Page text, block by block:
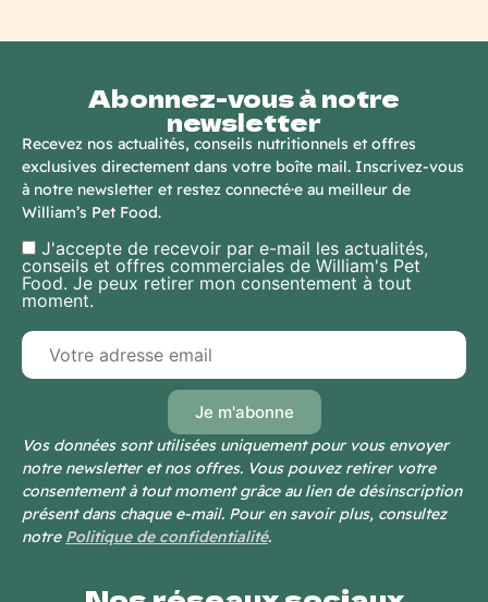
Abonnez-vous à notre
newsletter
Recevez nos actualités, conseils nutritionnels et offres
exclusives directement dans votre boîte mail. Inscrivez-vous
à notre newsletter et restez connecté·e au meilleur de
William’s Pet Food.
J'accepte de recevoir par e-mail les actualités,
conseils et offres commerciales de William's Pet
Food. Je peux retirer mon consentement à tout
moment.
Vos données sont utilisées uniquement pour vous envoyer
notre newsletter et nos offres. Vous pouvez retirer votre
consentement à tout moment grâce au lien de désinscription
présent dans chaque e-mail. Pour en savoir plus, consultez
notre Politique de confidentialité.